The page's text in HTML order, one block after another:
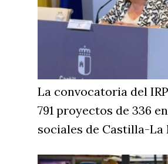
La convocatoria del
791 proyectos de 336
sociales de Castilla-La